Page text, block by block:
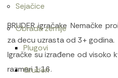
Sejačice
Obrada zemlje
Plugovi
Gruberi
BRUDER igračake Nemačke
za decu uzrasta od 3+ godina.
Igračke su izrađene od visoko
razmeri 1:16.